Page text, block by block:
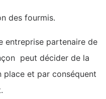
des fourmis.
entreprise partenaire de
peut décider de la
et par conséquent